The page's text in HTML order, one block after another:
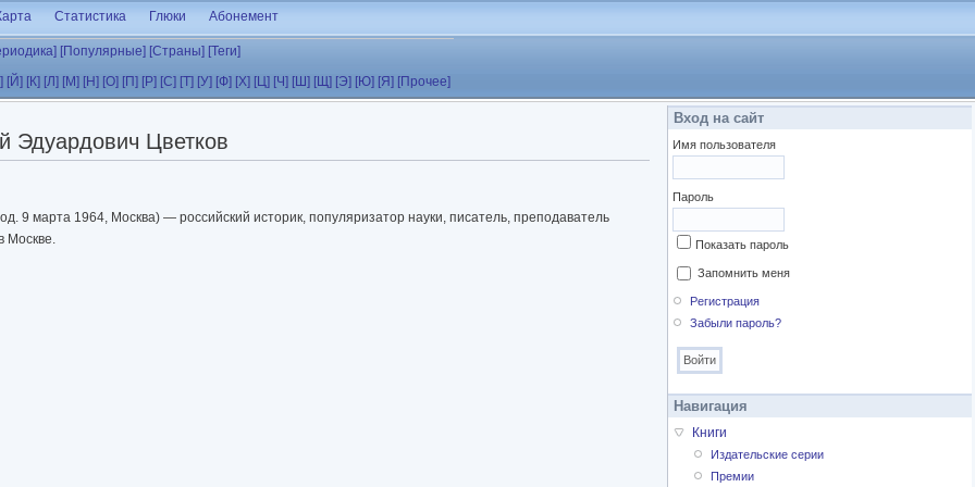
Статистика Глюки Абонемент
[Популярные] [Страны] [Теги]
[Й] [К] [Л] [М] [Н] [О] [П] [Р] [С] [Т] [У] [Ф] [Х] [Ц] [Ч] [Ш] [Щ] [Э] [Ю] [Я] [Прочее]
Эдуардович Цветков
9 марта 1964, Москва) — российский историк, популяризатор науки, писатель, преподаватель
Москве.
Вход на сайт
Имя пользователя
Пароль
Показать пароль
Запомнить меня
Регистрация
Забыли пароль?
Навигация
Книги
Издательские серии
Премии